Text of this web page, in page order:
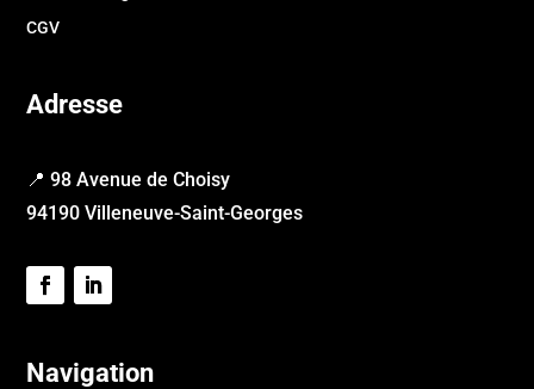
CGV
Adresse
📍 98 Avenue de Choisy
94190 Villeneuve-Saint-Georges
Navigation